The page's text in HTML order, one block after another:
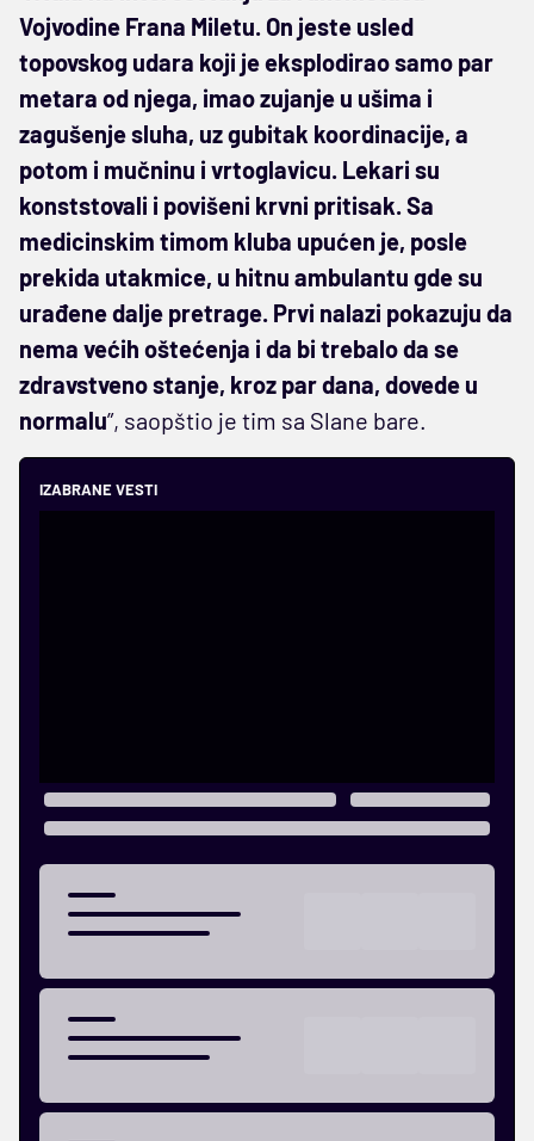
Vojvodine Frana Miletu. On jeste usled
topovskog udara koji je eksplodirao samo par
metara od njega, imao zujanje u ušima i
zagušenje sluha, uz gubitak koordinacije, a
potom i mučninu i vrtoglavicu. Lekari su
konststovali i povišeni krvni pritisak. Sa
medicinskim timom kluba upućen je, posle
prekida utakmice, u hitnu ambulantu gde su
urađene dalje pretrage. Prvi nalazi pokazuju da
nema većih oštećenja i da bi trebalo da se
zdravstveno stanje, kroz par dana, dovede u
normalu”, saopštio je tim sa Slane bare.
IZABRANE VESTI